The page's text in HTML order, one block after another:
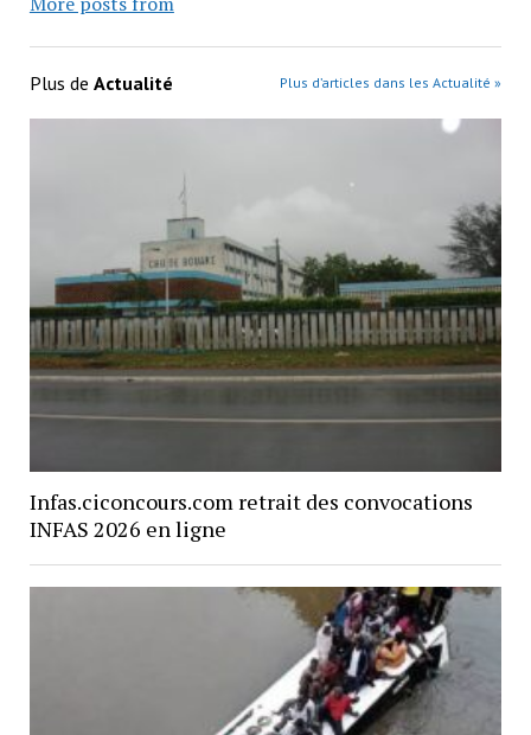
Plus de Actualité Plus d’articles dans les Actualité »
Infas.ciconcours.com retrait des convocations
INFAS 2026 en ligne